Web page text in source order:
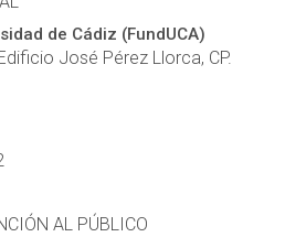
de Cádiz (FundUCA)
José Pérez Llorca, CP.
AL PÚBLICO